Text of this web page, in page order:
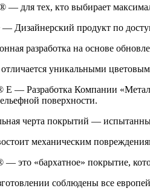
— для тех, кто выбирает
Дизайнерский продукт по
разработка на основе
уникальными
— Разработка Компании
поверхности.
черта покрытий —
механическим
это «бархатное» покрытие,
соблюдены все